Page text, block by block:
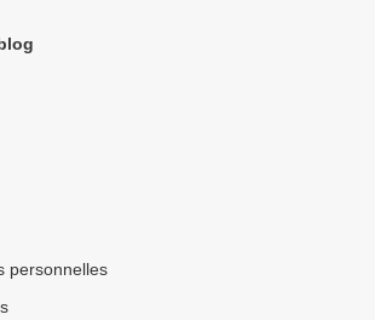
personnelles